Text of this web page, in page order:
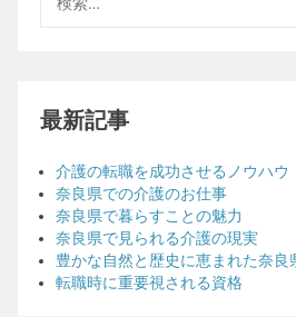
索:
最新記事
介護の転職を成功させるノウハウ
奈良県での介護のお仕事
奈良県で暮らすことの魅力
奈良県で見られる介護の現実
豊かな自然と歴史に恵まれた奈良
転職時に重要視される資格